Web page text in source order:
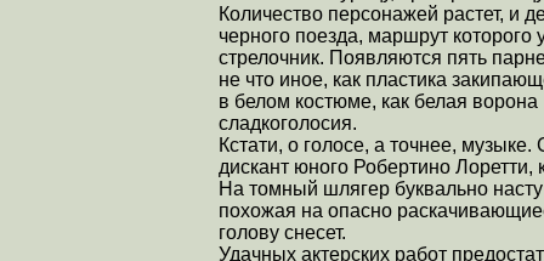
Количество персонажей растет, и
черного поезда, маршрут
стрелочник. Появляются пять
не что иное, как пластика
в белом костюме, как белая
сладкоголосия.
Кстати, о голосе, а точнее,
дискант юного Робертино
На томный шлягер буквально
похожая на опасно
голову снесет.
Удачных актерских работ